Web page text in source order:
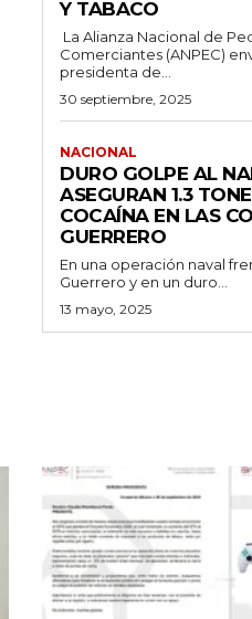
Y TABACO
La Alianza Nacional de
Comerciantes (ANPEC)
presidenta de...
30 septiembre, 2025
NACIONAL
DURO GOLPE AL
ASEGURAN 1.3
COCAÍNA EN LAS
GUERRERO
En una operación naval
Guerrero y en un duro...
13 mayo, 2025